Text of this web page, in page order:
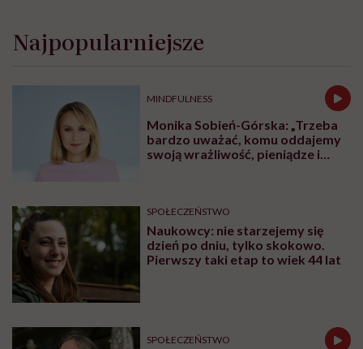
Najpopularniejsze
MINDFULNESS
Monika Sobień-Górska: „Trzeba
bardzo uważać, komu oddajemy
swoją wrażliwość, pieniądze i
SPOŁECZEŃSTWO
Naukowcy: nie starzejemy się
dzień po dniu, tylko skokowo.
Pierwszy taki etap to wiek 44 lat
SPOŁECZEŃSTWO